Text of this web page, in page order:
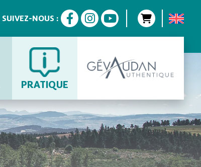
SUIVEZ-NOUS :
PRATIQUE